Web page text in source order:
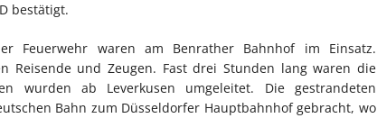
bestätigt.
Feuerwehr waren am Benrather Bahnhof im Einsatz.
Reisende und Zeugen. Fast drei Stunden lang waren die
wurden ab Leverkusen umgeleitet. Die gestrandeten
Bahn zum Düsseldorfer Hauptbahnhof gebracht, wo